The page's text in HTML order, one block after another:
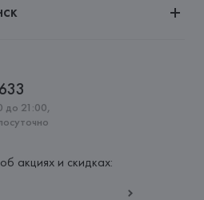
до 21:00,
акциях и скидках: